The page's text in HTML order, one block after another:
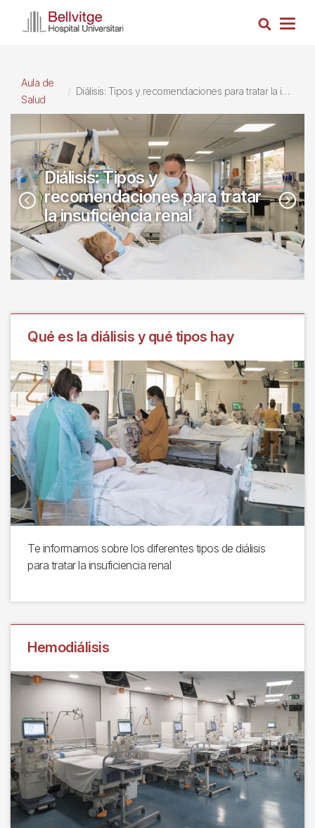
Busca
Aula de
Salud
Diálisis: Tipos y recomendaciones para tratar la insuficiencia renal
Diálisis: Tipos y
recomendaciones para tratar
la insuficiencia renal
Qué es la diálisis y qué tipos hay
Te informamos sobre los diferentes tipos de diálisis
para tratar la insuficiencia renal
Hemodiálisis